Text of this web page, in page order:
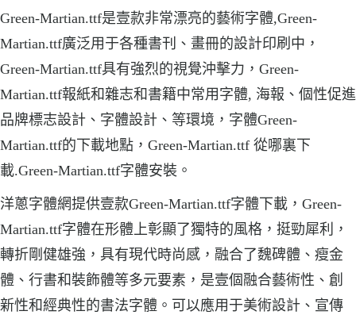
Green-Martian.ttf是壹款非常漂亮的藝術字體,Green-
Martian.ttf廣泛用于各種書刊、畫冊的設計印刷中，
Green-Martian.ttf具有強烈的視覺沖擊力，Green-
Martian.ttf報紙和雜志和書籍中常用字體, 海報、個性促進
品牌標志設計、字體設計、等環境，字體Green-
Martian.ttf的下載地點，Green-Martian.ttf 從哪裏下
載.Green-Martian.ttf字體安裝。
洋蔥字體網提供壹款Green-Martian.ttf字體下載，Green-
Martian.ttf字體在形體上彰顯了獨特的風格，挺勁犀利，
轉折剛健雄強，具有現代時尚感，融合了魏碑體、瘦金
體、行書和裝飾體等多元要素，是壹個融合藝術性、創
新性和經典性的書法字體。可以應用于美術設計、宣傳